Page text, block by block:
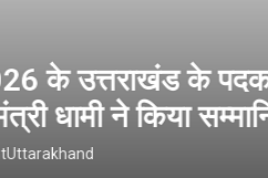
उत्तराखंड के पदक
ने किया सम्मानित